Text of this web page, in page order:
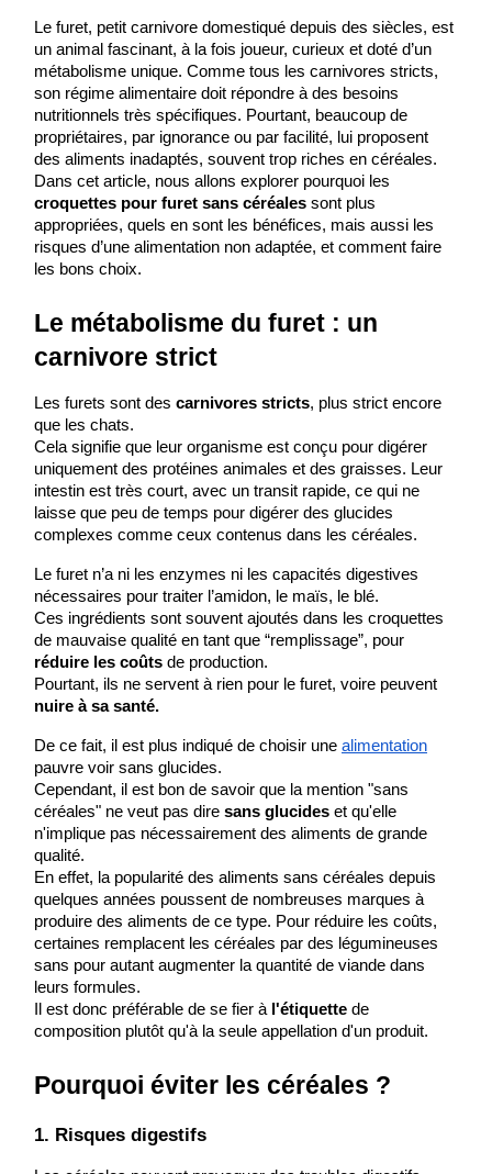
Le furet, petit carnivore domestiqué depuis des siècles, est
un animal fascinant, à la fois joueur, curieux et doté d’un
métabolisme unique. Comme tous les carnivores stricts,
son régime alimentaire doit répondre à des besoins
nutritionnels très spécifiques. Pourtant, beaucoup de
propriétaires, par ignorance ou par facilité, lui proposent
des aliments inadaptés, souvent trop riches en céréales.
croquettes pour furet sans céréales sont plus
appropriées, quels en sont les bénéfices, mais aussi les
risques d’une alimentation non adaptée, et comment faire
les bons choix.
Le métabolisme du furet : un
carnivore strict
Les furets sont des carnivores stricts, plus strict encore
que les chats.
Cela signifie que leur organisme est conçu pour digérer
uniquement des protéines animales et des graisses. Leur
intestin est très court, avec un transit rapide, ce qui ne
laisse que peu de temps pour digérer des glucides
complexes comme ceux contenus dans les céréales.
Le furet n’a ni les enzymes ni les capacités digestives
nécessaires pour traiter l’amidon, le maïs, le blé.
Ces ingrédients sont souvent ajoutés dans les croquettes
réduire les coûts de production.
nuire à sa santé.
De ce fait, il est plus indiqué de choisir une alimentation
pauvre voir sans glucides.
Cependant, il est bon de savoir que la mention "sans
céréales" ne veut pas dire sans glucides et qu'elle
n'implique pas nécessairement des aliments de grande
qualité.
En effet, la popularité des aliments sans céréales depuis
quelques années poussent de nombreuses marques à
produire des aliments de ce type. Pour réduire les coûts,
certaines remplacent les céréales par des légumineuses
sans pour autant augmenter la quantité de viande dans
leurs formules.
Il est donc préférable de se fier à l'étiquette de
composition plutôt qu'à la seule appellation d'un produit.
Pourquoi éviter les céréales ?
1. Risques digestifs